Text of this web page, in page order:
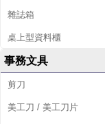
雜誌箱
桌上型資料櫃
事務文具
剪刀
美工刀 / 美工刀片